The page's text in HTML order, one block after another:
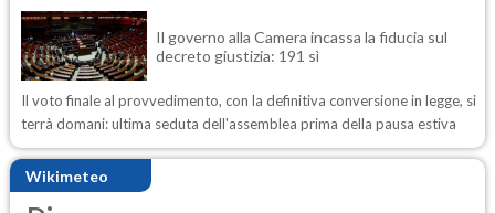
Il governo alla Camera incassa la fiducia sul
decreto giustizia: 191 sì
Il voto finale al provvedimento, con la definitiva conversione in legge, si
terrà domani: ultima seduta dell'assemblea prima della pausa estiva
Wikimeteo